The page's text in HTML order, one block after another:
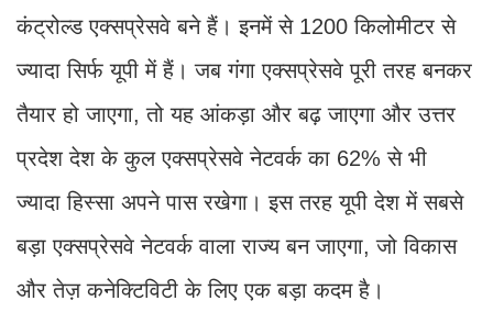
कंट्रोल्ड एक्सप्रेसवे बने हैं। इनमें से 1200 किलोमीटर से
ज्यादा सिर्फ यूपी में हैं। जब गंगा एक्सप्रेसवे पूरी तरह बनकर
तैयार हो जाएगा, तो यह आंकड़ा और बढ़ जाएगा और उत्तर
प्रदेश देश के कुल एक्सप्रेसवे नेटवर्क का 62% से भी
ज्यादा हिस्सा अपने पास रखेगा। इस तरह यूपी देश में सबसे
बड़ा एक्सप्रेसवे नेटवर्क वाला राज्य बन जाएगा, जो विकास
और तेज़ कनेक्टिविटी के लिए एक बड़ा कदम है।